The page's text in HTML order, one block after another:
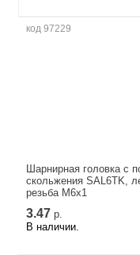
код 97229
Шарнирная головка с
скольжения SAL6TK,
резьба M6x1
3.47 р.
В наличии.